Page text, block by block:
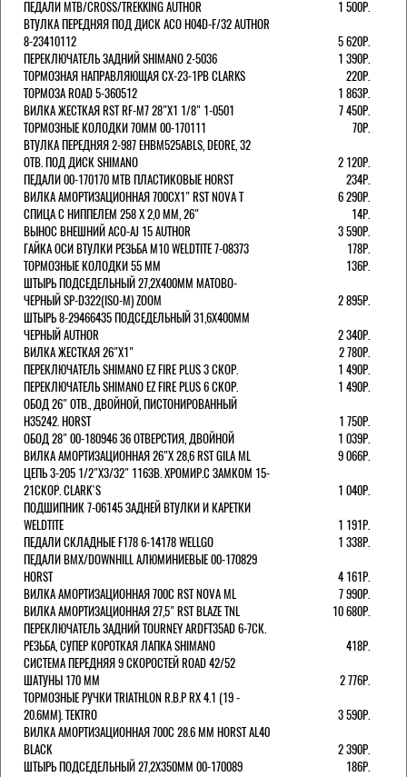
ПЕДАЛИ MTB/CROSS/TREKKING AUTHOR
1 500Р.
ВТУЛКА ПЕРЕДНЯЯ ПОД ДИСК ACO H04D-F/32 AUTHOR
8-23410112
5 620Р.
ПЕРЕКЛЮЧАТЕЛЬ ЗАДНИЙ SHIMANO 2-5036
1 390Р.
ТОРМОЗНАЯ НАПРАВЛЯЮЩАЯ CX-23-1PB CLARKS
220Р.
ТОРМОЗА ROAD 5-360512
1 863Р.
ВИЛКА ЖЕСТКАЯ RST RF-M7 28"Х1 1/8" 1-0501
7 450Р.
ТОРМОЗНЫЕ КОЛОДКИ 70ММ 00-170111
70Р.
ВТУЛКА ПЕРЕДНЯЯ 2-987 EHBM525ABLS, DEORE, 32
ОТВ. ПОД ДИСК SHIMANO
2 120Р.
ПЕДАЛИ 00-170170 МТВ ПЛАСТИКОВЫЕ HORST
234Р.
ВИЛКА АМОРТИЗАЦИОННАЯ 700СХ1" RST NOVA T
6 290Р.
СПИЦА С НИППЕЛЕМ 258 Х 2,0 ММ, 26"
14Р.
ВЫНОС ВНЕШНИЙ ACO-AJ 15 AUTHOR
3 590Р.
ГАЙКА ОСИ ВТУЛКИ РЕЗЬБА М10 WELDTITE 7-08373
178Р.
ТОРМОЗНЫЕ КОЛОДКИ 55 ММ
136Р.
ШТЫРЬ ПОДСЕДЕЛЬНЫЙ 27,2Х400ММ МАТОВО-
ЧЕРНЫЙ SP-D322(ISO-M) ZOOM
2 895Р.
ШТЫРЬ 8-29466435 ПОДСЕДЕЛЬНЫЙ 31,6X400ММ
ЧЕРНЫЙ AUTHOR
2 340Р.
ВИЛКА ЖЕСТКАЯ 26"Х1"
2 780Р.
ПЕРЕКЛЮЧАТЕЛЬ SHIMANO EZ FIRE PLUS 3 СКОР.
1 490Р.
ПЕРЕКЛЮЧАТЕЛЬ SHIMANO EZ FIRE PLUS 6 СКОР.
1 490Р.
ОБОД 26" ОТВ., ДВОЙНОЙ, ПИСТОНИРОВАННЫЙ
H35242. HORST
1 750Р.
ОБОД 28" 00-180946 36 ОТВЕРСТИЯ, ДВОЙНОЙ
1 039Р.
ВИЛКА АМОРТИЗАЦИОННАЯ 26"Х 28,6 RST GILA ML
9 066Р.
ЦЕПЬ 3-205 1/2"X3/32" 116ЗВ. ХРОМИР.С ЗАМКОМ 15-
21СКОР. CLARK`S
1 040Р.
ПОДШИПНИК 7-06145 ЗАДНЕЙ ВТУЛКИ И КАРЕТКИ
WELDTITE
1 191Р.
ПЕДАЛИ СКЛАДНЫЕ F178 6-14178 WELLGO
1 338Р.
ПЕДАЛИ BMX/DOWNHILL АЛЮМИНИЕВЫЕ 00-170829
HORST
4 161Р.
ВИЛКА АМОРТИЗАЦИОННАЯ 700С RST NOVA ML
7 990Р.
ВИЛКА АМОРТИЗАЦИОННАЯ 27,5" RST BLAZE TNL
10 680Р.
ПЕРЕКЛЮЧАТЕЛЬ ЗАДНИЙ TOURNEY ARDFT35AD 6-7СК.
РЕЗЬБА, СУПЕР КОРОТКАЯ ЛАПКА SHIMANO
418Р.
СИСТЕМА ПЕРЕДНЯЯ 9 СКОРОСТЕЙ ROAD 42/52
ШАТУНЫ 170 ММ
2 776Р.
ТОРМОЗНЫЕ РУЧКИ TRIATHLON R.B.P RX 4.1 (19 -
20.6ММ). TEKTRO
3 590Р.
ВИЛКА АМОРТИЗАЦИОННАЯ 700C 28.6 ММ HORST AL40
BLACK
2 390Р.
ШТЫРЬ ПОДСЕДЕЛЬНЫЙ 27,2Х350ММ 00-170089
186Р.